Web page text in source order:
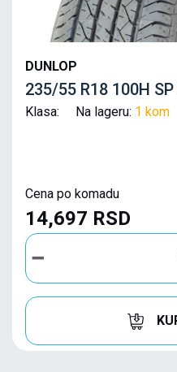
DUNLOP
235/55 R18 100H SP
Klasa: Na lageru: 1 kom
Cena po komadu
14,697 RSD